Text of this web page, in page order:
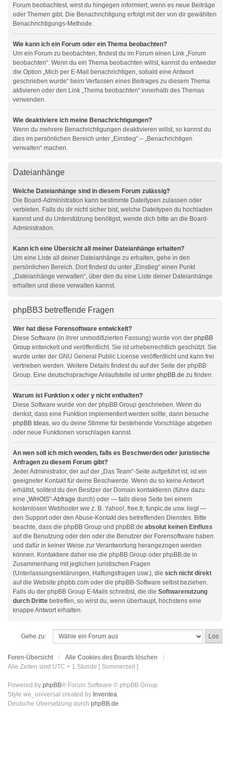
Forum beobachtest, wirst du hingegen informiert, wenn es neue Beiträge
oder Themen gibt. Die Benachrichtigung erfolgt mit der von dir gewählten
Benachrichtigungs-Methode.
Wie kann ich ein Forum oder ein Thema beobachten?
Um ein Forum zu beobachten, findest du im Forum einen Link „Forum
beobachten“. Wenn du ein Thema beobachten willst, kannst du entweder
die Option „Mich per E-Mail benachrichtigen, sobald eine Antwort
geschrieben wurde“ beim Verfassen eines Beitrages zu diesem Thema
aktivieren oder den Link „Thema beobachten“ innerhalb des Themas
verwenden.
Wie deaktiviere ich meine Benachrichtigungen?
Wenn du mehrere Benachrichtigungen deaktivieren willst, so kannst du
dies im persönlichen Bereich unter „Einstieg“ – „Benachrichtigen
verwalten“ machen.
Dateianhänge
Welche Dateianhänge sind in diesem Forum zulässig?
Die Board-Administration kann bestimmte Dateitypen zulassen oder
verbieten. Falls du dir nicht sicher bist, welche Dateitypen du hochladen
kannst und du Unterstützung benötigst, wende dich bitte an die Board-
Administration.
Kann ich eine Übersicht all meiner Dateianhänge erhalten?
Um eine Liste all deiner Dateianhänge zu erhalten, gehe in den
persönlichen Bereich. Dort findest du unter „Einstieg“ einen Punkt
„Dateianhänge verwalten“, über den du eine Liste deiner Dateianhänge
erhalten und diese verwalten kannst.
phpBB3 betreffende Fragen
Wer hat diese Forensoftware entwickelt?
Diese Software (in ihrer unmodifizierten Fassung) wurde von der phpBB
Group entwickelt und veröffentlicht. Sie ist urheberrechtlich geschützt. Sie
wurde unter der GNU General Public License veröffentlicht und kann frei
vertrieben werden. Weitere Details findest du auf der Seite der phpBB
Group. Eine deutschsprachige Anlaufstelle ist unter phpBB.de zu finden.
Warum ist Funktion x oder y nicht enthalten?
Diese Software wurde von der phpBB Group geschrieben. Wenn du
denkst, dass eine Funktion implementiert werden sollte, dann besuche
phpBB Ideas, wo du deine Stimme für bestehende Vorschläge abgeben
oder neue Funktionen vorschlagen kannst.
An wen soll ich mich wenden, falls es Beschwerden oder juristische
Anfragen zu diesem Forum gibt?
Jeder Administrator, der auf der „Das Team“-Seite aufgeführt ist, ist ein
geeigneter Kontakt für deine Beschwerde. Wenn du so keine Antwort
erhältst, solltest du den Besitzer der Domain kontaktieren (führe dazu
eine „WHOIS“-Abfrage durch) oder — falls diese Seite bei einem
kostenlosen Webhoster wie z. B. Yahoo!, free.fr, funpic.de usw. liegt —
den Support oder den Abuse-Kontakt des betreffenden Dienstes. Bitte
beachte, dass die phpBB Group und phpBB.de absolut keinen Einfluss
auf die Benutzung oder den oder die Benutzer der Forensoftware haben
und dafür in keiner Weise zur Verantwortung herangezogen werden
können. Kontaktiere daher nie die phpBB Group oder phpBB.de in
Zusammenhang mit jeglichen juristischen Fragen
(Unterlassungserklärungen, Haftungsfragen usw.), die sich nicht direkt
auf die Website phpbb.com oder die phpBB-Software selbst beziehen.
Falls du der phpBB Group E-Mails schreibst, die die Softwarenutzung
durch Dritte betreffen, so wirst du, wenn überhaupt, höchstens eine
knappe Antwort erhalten.
Gehe zu:
Foren-Übersicht
Alle Cookies des Boards löschen
Alle Zeiten sind UTC + 1 Stunde [ Sommerzeit ]
Powered by phpBB® Forum Software © phpBB Group
Style we_universal created by Inventea.
Deutsche Übersetzung durch phpBB.de